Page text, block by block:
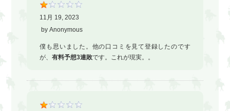
11月 19, 2023
byAnonymous
僕も思いました。他の口コミを見て登録したのです
が、有料予想3連敗です。これが現実。。